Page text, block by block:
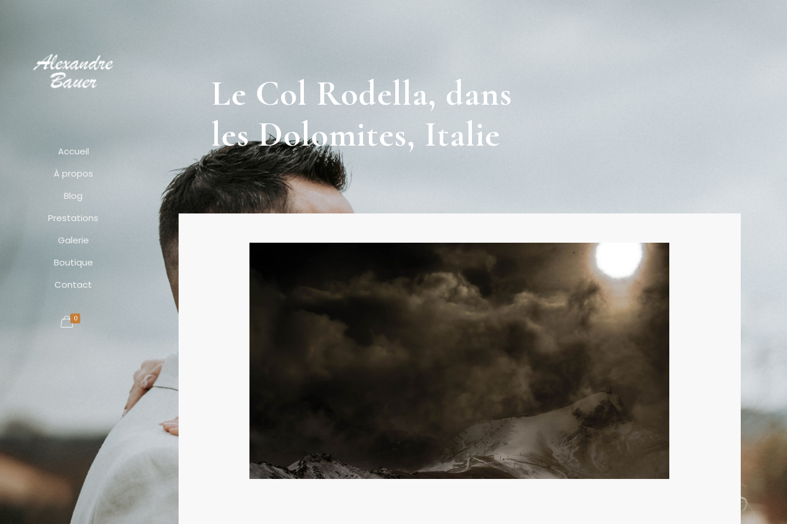
Accueil
À propos
Blog
Prestations
Galerie
Boutique
Contact
0
Le Col Rodella, dans
les Dolomites, Italie